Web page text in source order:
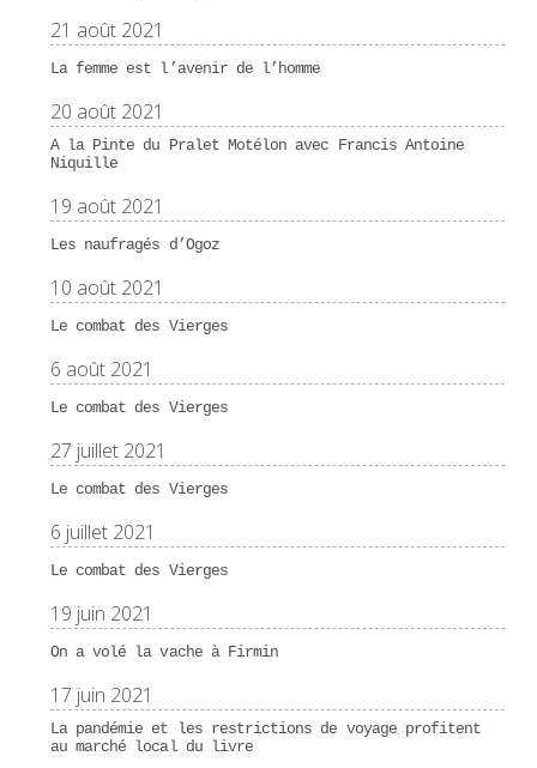
21 août 2021
La femme est l’avenir de l’homme
20 août 2021
A la Pinte du Pralet Motélon avec Francis Antoine
Niquille
19 août 2021
Les naufragés d’Ogoz
10 août 2021
Le combat des Vierges
6 août 2021
Le combat des Vierges
27 juillet 2021
Le combat des Vierges
6 juillet 2021
Le combat des Vierges
19 juin 2021
On a volé la vache à Firmin
17 juin 2021
La pandémie et les restrictions de voyage profitent
au marché local du livre